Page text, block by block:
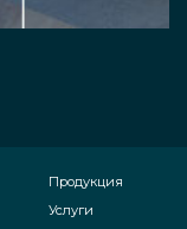
Продукция
Услуги